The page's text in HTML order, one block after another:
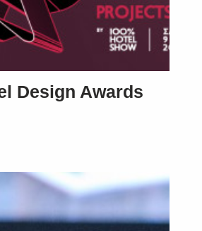
Design Awards